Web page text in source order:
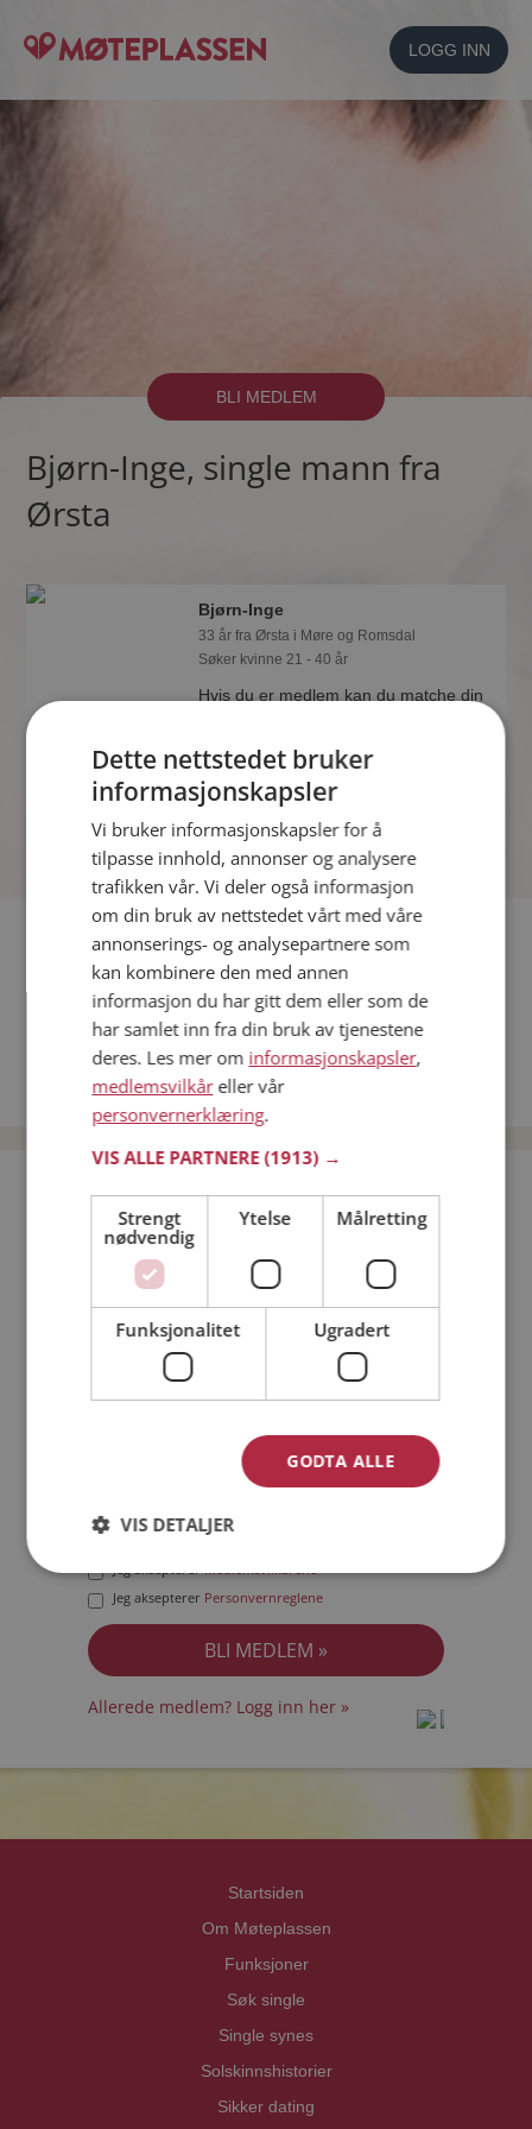
LOGG INN
BLI MEDLEM
Bjørn-Inge, single mann fra
Ørsta
Bjørn-Inge
33 år fra Ørsta i Møre og Romsdal
Søker kvinne 21 - 40 år
Hvis du er medlem kan du matche din
dere sammen som hånd i hanske?
Fler single
Flere singlemenn fra Ørsta: Kyrre,Vestmann,Hans
Kvinner fra Ørsta
Date kvinner i Norge
Date menn i Norge
Bli medlem gratis!
Jeg er en: Mann Kvinne
Min alder:
Jeg akseptererMedlemsvilkårene
Jeg aksepterer Personvernreglene
Allerede medlem? Logg inn her »
Startsiden
Om Møteplassen
Funksjoner
Søk single
Single synes
Solskinnshistorier
Sikker dating
Dette nettstedet bruker
informasjonskapsler
Vi bruker informasjonskapsler for å
tilpasse innhold, annonser og analysere
trafikken vår. Vi deler også informasjon
om din bruk av nettstedet vårt med våre
annonserings- og analysepartnere som
kan kombinere den med annen
informasjon du har gitt dem eller som de
har samlet inn fra din bruk av tjenestene
deres. Les mer om informasjonskapsler,
medlemsvilkåreller vår
personvernerklæring.
VIS ALLE PARTNERE(1913) →
Strengt
nødvendig
Ytelse Målretting
Funksjonalitet Ugradert
GODTA ALLE
VIS DETALJER